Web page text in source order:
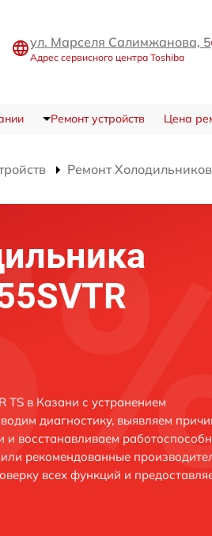
ул. Марселя Салимжанова, 5
Адрес сервисного центра Toshiba
Ремонт устройств Цена
Ремонт Холодильников
TS в Казани с устранением
диагностику, выявляем
восстанавливаем
рекомендованные
всех функций и